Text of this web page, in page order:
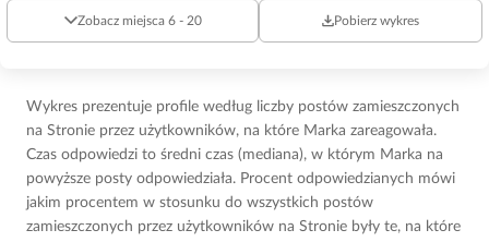
Zobacz miejsca 6 - 20 Pobierz wykres
Wykres prezentuje profile według liczby postów zamieszczonych
na Stronie przez użytkowników, na które Marka zareagowała.
Czas odpowiedzi to średni czas (mediana), w którym Marka na
powyższe posty odpowiedziała. Procent odpowiedzianych mówi
jakim procentem w stosunku do wszystkich postów
zamieszczonych przez użytkowników na Stronie były te, na które